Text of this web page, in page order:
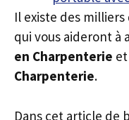
Il existe des
qui vous aideront à
en Charpenterie
Charpenterie.
Dans cet article de